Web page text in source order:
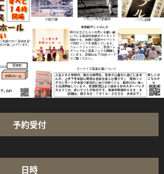
予約受付
日時